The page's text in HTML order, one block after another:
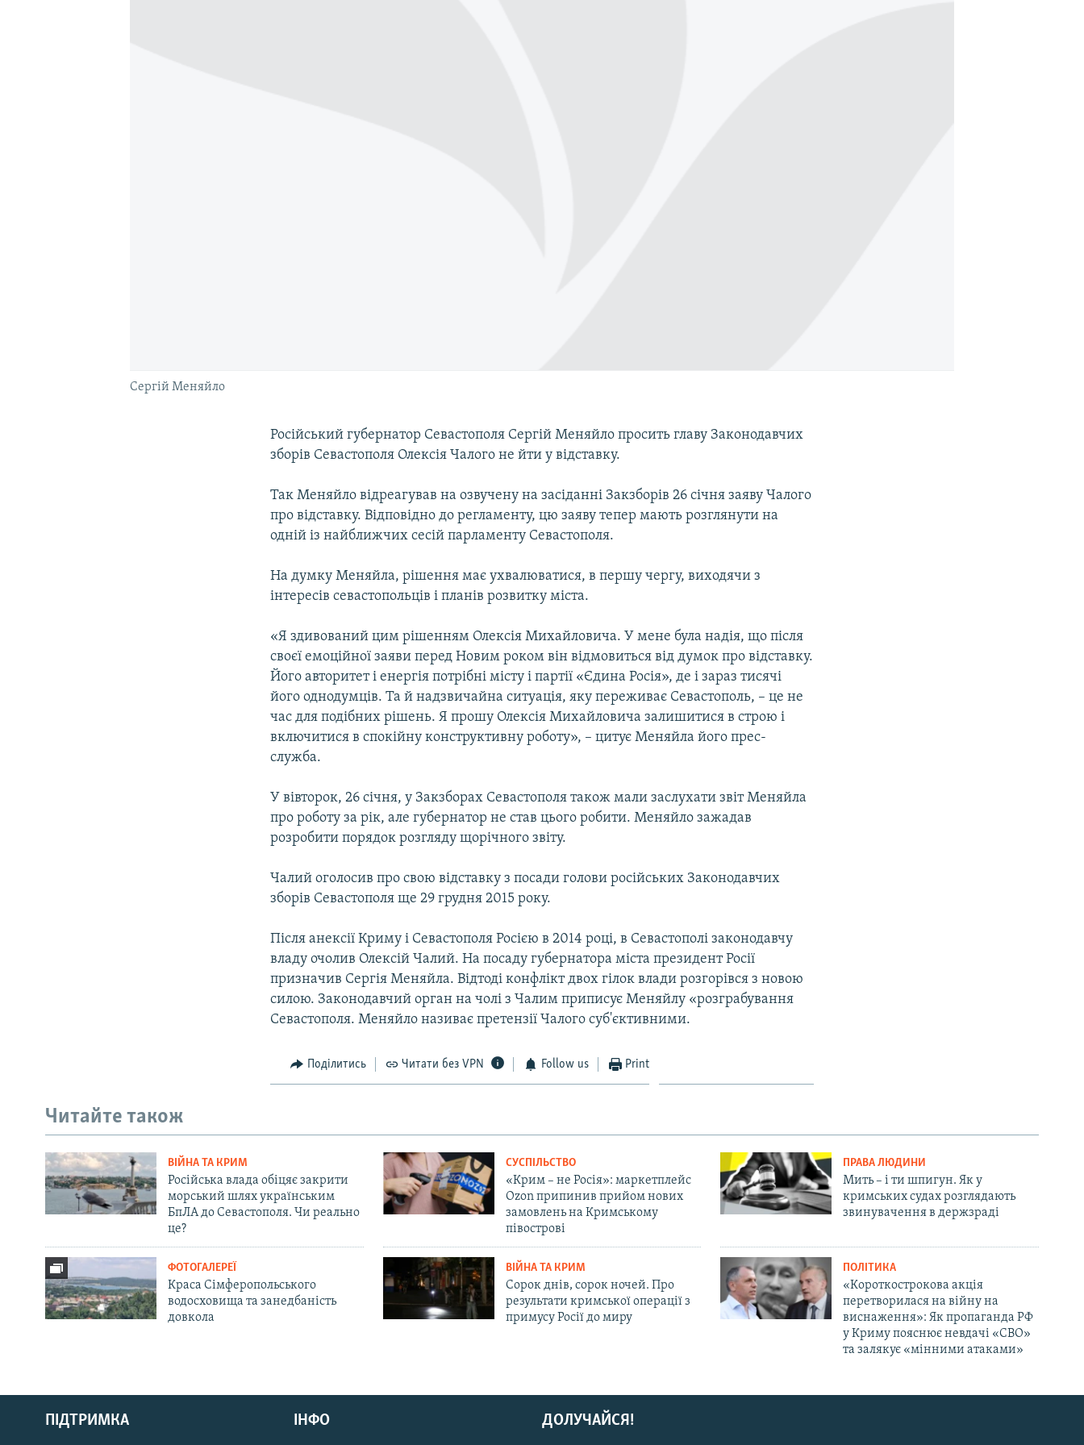
Русский
Qırımtatar
Сергій Меняйло
Російський губернатор Севастополя Сергій Меняйло просить главу Законодавчих
зборів Севастополя Олексія Чалого не йти у відставку.
Так Меняйло відреагував на озвучену на засіданні Закзборів 26 січня заяву Чалого
про відставку. Відповідно до регламенту, цю заяву тепер мають розглянути на
одній із найближчих сесій парламенту Севастополя.
На думку Меняйла, рішення має ухвалюватися, в першу чергу, виходячи з
інтересів севастопольців і планів розвитку міста.
«Я здивований цим рішенням Олексія Михайловича. У мене була надія, що після
своєї емоційної заяви перед Новим роком він відмовиться від думок про відставку.
Його авторитет і енергія потрібні місту і партії «Єдина Росія», де і зараз тисячі
його однодумців. Та й надзвичайна ситуація, яку переживає Севастополь, – це не
час для подібних рішень. Я прошу Олексія Михайловича залишитися в строю і
включитися в спокійну конструктивну роботу», – цитує Меняйла його прес-
служба.
У вівторок, 26 січня, у Закзборах Севастополя також мали заслухати звіт Меняйла
про роботу за рік, але губернатор не став цього робити. Меняйло зажадав
розробити порядок розгляду щорічного звіту.
Чалий оголосив про свою відставку з посади голови російських Законодавчих
зборів Севастополя ще 29 грудня 2015 року.
Після анексії Криму і Севастополя Росією в 2014 році, в Севастополі законодавчу
владу очолив Олексій Чалий. На посаду губернатора міста президент Росії
призначив Сергія Меняйла. Відтоді конфлікт двох гілок влади розгорівся з новою
силою. Законодавчий орган на чолі з Чалим приписує Меняйлу «розграбування
Севастополя. Меняйло називає претензії Чалого суб'єктивними.
Поділитись Читати без VPN Follow us Print
Читайте також
ВІЙНА ТА КРИМ
Російська влада обіцяє закрити
морський шлях українським
БпЛА до Севастополя. Чи реально
це?
СУСПІЛЬСТВО
«Крим – не Росія»: маркетплейс
Ozon припинив прийом нових
замовлень на Кримському
півострові
ПРАВА ЛЮДИНИ
Мить – і ти шпигун. Як у
кримських судах розглядають
звинувачення в держзраді
ФОТОГАЛЕРЕЇ
Краса Сімферопольського
водосховища та занедбаність
довкола
ВІЙНА ТА КРИМ
Сорок днів, сорок ночей. Про
результати кримської операції з
примусу Росії до миру
ПОЛІТИКА
«Короткострокова акція
перетворилася на війну на
виснаження»: Як пропаганда РФ
у Криму пояснює невдачі «СВО»
та залякує «мінними атаками»
ДОЛУЧАЙСЯ!
ПІДТРИМКА ІНФО